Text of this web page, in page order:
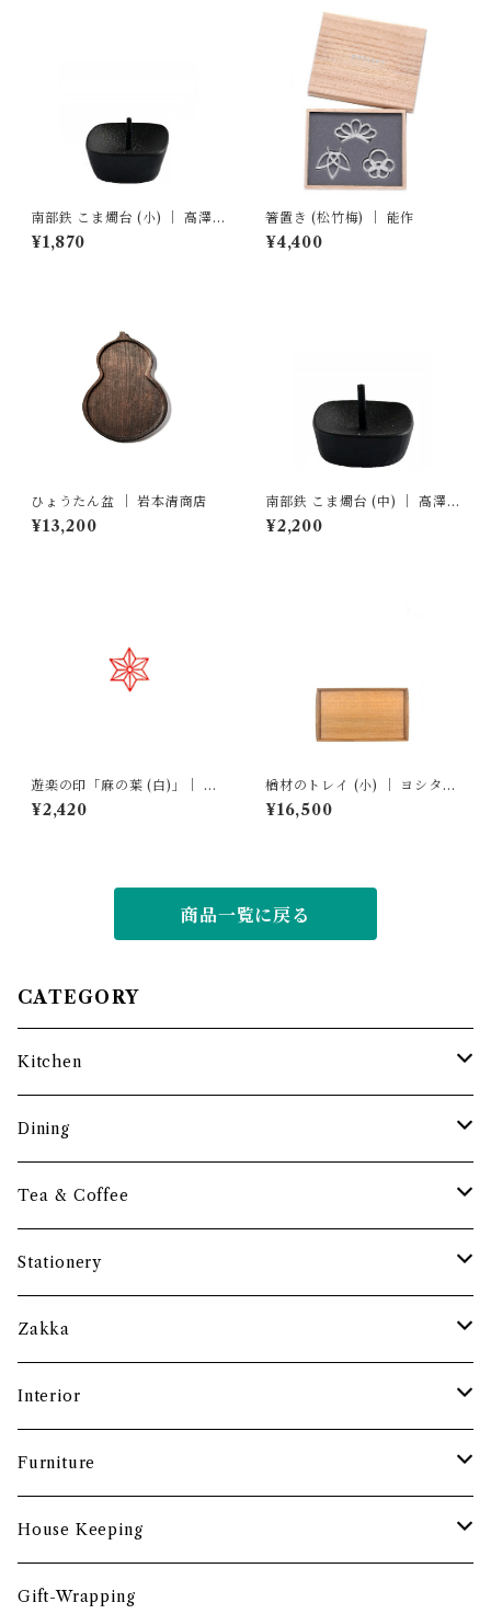
南部鉄 こま燭台 (小) ｜ 高澤
ろうそく店
¥1,870
箸置き (松竹梅) ｜ 能作
¥4,400
ひょうたん盆 ｜ 岩本清商店
¥13,200
南部鉄 こま燭台 (中) ｜ 高澤
ろうそく店
¥2,200
遊楽の印「麻の葉 (白)」｜ 工
房 蓮
¥2,420
楢材のトレイ (小) ｜ ヨシタ手
工業デザイン室
¥16,500
商品一覧に戻る
CATEGORY
Kitchen
調理道具
保存容器・水筒
まな板
土鍋・お鍋まわり
Dining
皿・プレート
小鉢・器
グラス・タンブラー
酒器
食卓小物
カトラリー
箸・箸置き
Tea & Coffee
コーヒーアイテム
ポット
カップ・ソーサー・マグ
茶托・銘々皿
トレイ・コースター
お盆
Stationery
ペーパーウェイト
ペントレー
ペーパーツール
文房具収納
遊印
Zakka
和ろうそく
ポーチ
Interior
バスケット
鏡・ミラー
フック
Furniture
デスク・スツール
本棚・収納棚
House Keeping
たわし
Gift-Wrapping